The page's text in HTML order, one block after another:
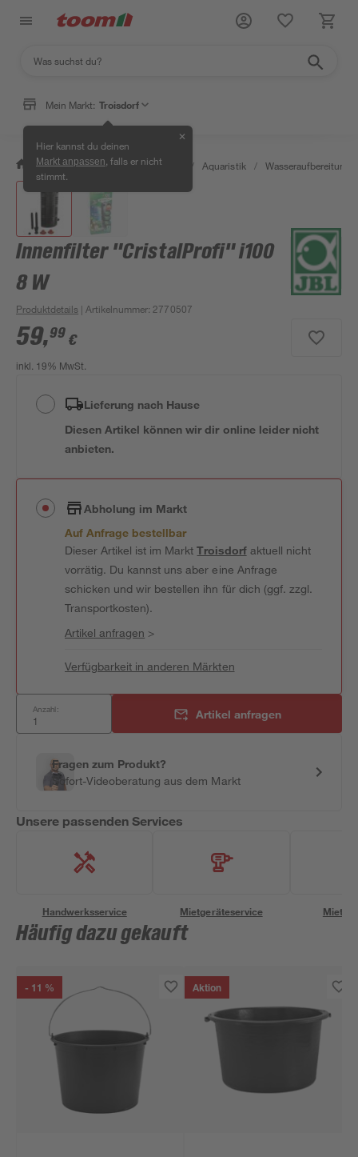
Mein Markt: Troisdorf
Hier kannst du deinen
Markt anpassen , falls er nicht
stimmt.
✕
/ Garten & Freizeit / Tierbedarf / Aquaristik / Wasseraufbereitung
Innenfilter "CristalProfi" i100
8 W
Produktdetails | Artikelnummer: 2770507
59,99 €
inkl. 19% MwSt.
Lieferung nach Hause
Diesen Artikel können wir dir online leider nicht
anbieten.
Abholung im Markt
Auf Anfrage bestellbar
Dieser Artikel ist im MarktTroisdorfaktuell nicht
vorrätig. Du kannst uns aber eine Anfrage
schicken und wir bestellen ihn für dich (ggf. zzgl.
Transportkosten).
Artikel anfragen >
Verfügbarkeit in anderen Märkten
Anzahl: Artikel anfragen
Fragen zum Produkt?
Sofort-Videoberatung aus dem Markt
Unsere passenden Services
Handwerksservice Mietgeräteservice
Häufig dazu gekauft
- 11 % Aktion